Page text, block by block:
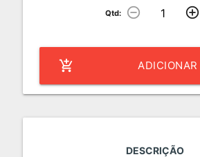
Qtd: remove_circle_outline add_circle_outline
add_shopping_cart ADICIONAR
DESCRIÇÃO